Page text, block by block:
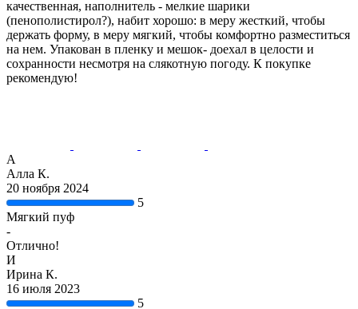
качественная, наполнитель - мелкие шарики
(пенополистирол?), набит хорошо: в меру жесткий, чтобы
держать форму, в меру мягкий, чтобы комфортно разместиться
на нем. Упакован в пленку и мешок- доехал в целости и
сохранности несмотря на слякотную погоду. К покупке
рекомендую!
А
Алла К.
20 ноября 2024
5
Мягкий пуф
-
Отлично!
И
Ирина К.
16 июля 2023
5